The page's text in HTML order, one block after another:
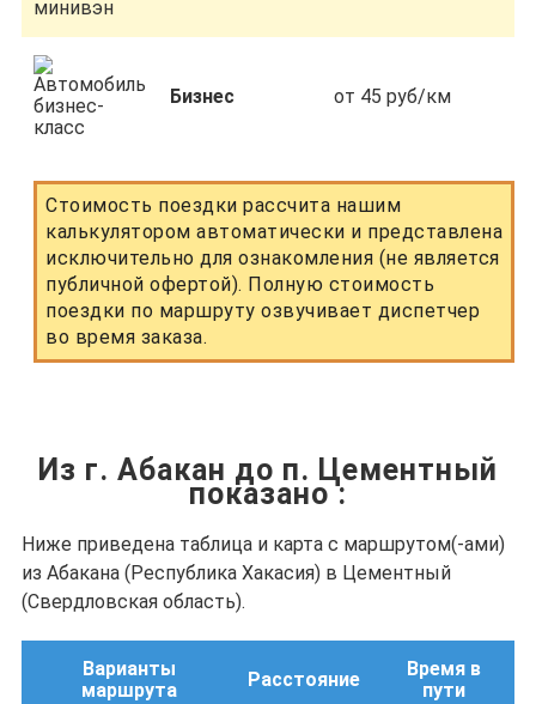
Бизнес от 45 руб/км
Стоимость поездки рассчита нашим
калькулятором автоматически и представлена
исключительно для ознакомления (не является
публичной офертой). Полную стоимость
поездки по маршруту озвучивает диспетчер
во время заказа.
Из г. Абакан до п. Цементный
показано:
Ниже приведена таблица и карта с маршрутом(-ами)
из Абакана (Республика Хакасия) в Цементный
(Свердловская область).
Варианты
маршрута
Расстояние
Время в
пути